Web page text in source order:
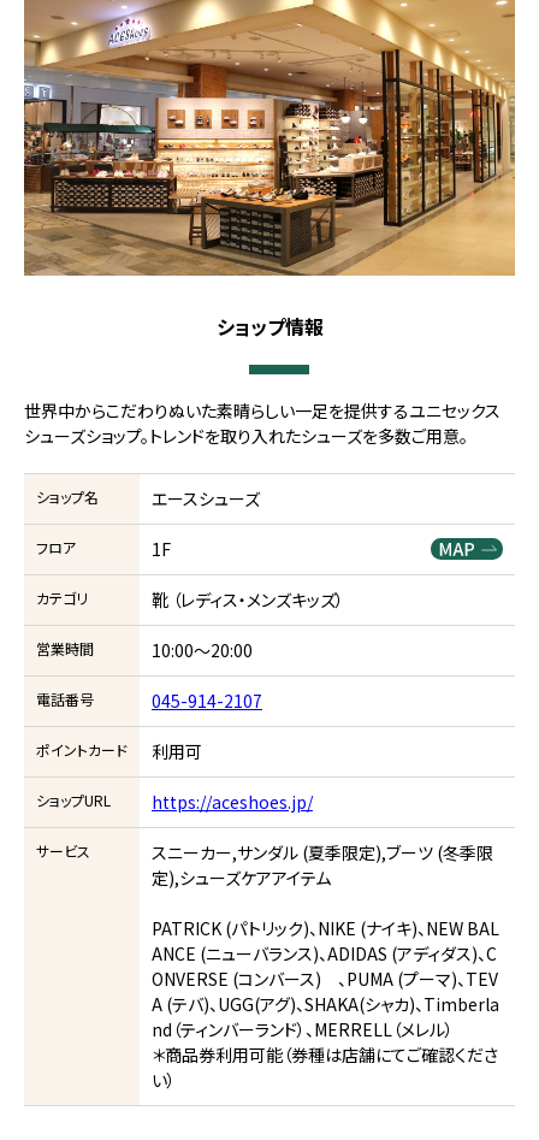
ショップ情報
世界中からこだわりぬいた素晴らしい一足を提供するユニセックス
シューズショップ。トレンドを取り入れたシューズを多数ご用意。
ショップ名 エースシューズ
フロア 1F
カテゴリ 靴 （レディス・メンズキッズ）
営業時間 10:00～20:00
電話番号 045-914-2107
ポイントカード 利用可
ショップURL https://aceshoes.jp/
サービス
スニーカー,サンダル (夏季限定),ブーツ (冬季限
定),シューズケアアイテム
PATRICK (パトリック)、NIKE (ナイキ)、NEW BAL
ANCE (ニューバランス)、ADIDAS (アディダス)、C
ONVERSE (コンバース) 、PUMA (プーマ)、TEV
A (テバ)、UGG(アグ)、SHAKA(シャカ)、Timberla
nd（ティンバーランド）、MERRELL（メレル）
＊商品券利用可能（券種は店舗にてご確認くださ
い）